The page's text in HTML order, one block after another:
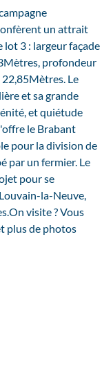
un attrait
lot 3 : largeur façade
profondeur
Le
et sa grande
et quiétude
le Brabant
pour la division de
par un fermier. Le
pour se
la-Neuve,
visite ? Vous
plus de photos